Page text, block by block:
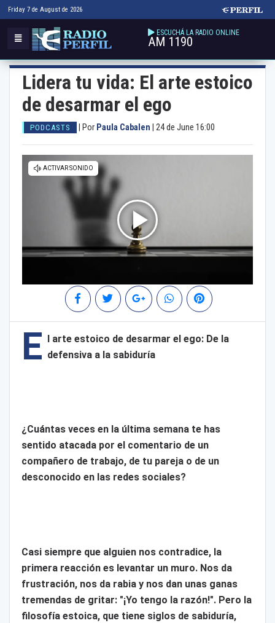
Friday 7 de August de 2026
ESCUCHÁ LA RADIO ONLINE
AM 1190
Lidera tu vida: El arte estoico
de desarmar el ego
PODCASTS Por Paula Cabalen 24 de June 16:00
E l arte estoico de desarmar el ego: De la
defensiva a la sabiduría
¿Cuántas veces en la última semana te has
sentido atacada por el comentario de un
compañero de trabajo, de tu pareja o de un
desconocido en las redes sociales?
Casi siempre que alguien nos contradice, la
primera reacción es levantar un muro. Nos da
frustración, nos da rabia y nos dan unas ganas
tremendas de gritar: "¡Yo tengo la razón!". Pero la
filosofía estoica, que tiene siglos de sabiduría,